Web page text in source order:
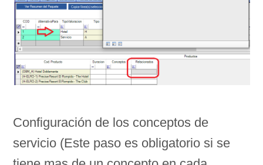
Configuración de los conceptos de
servicio (Este paso es obligatorio si se